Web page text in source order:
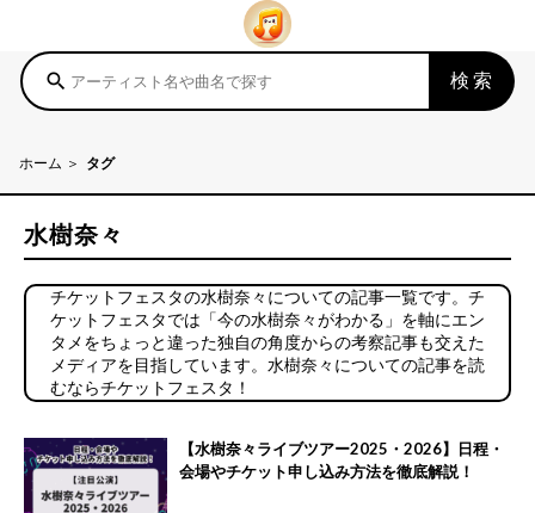
search 検索
ホーム タグ
水樹奈々
チケットフェスタの水樹奈々についての記事一覧です。チ
ケットフェスタでは「今の水樹奈々がわかる」を軸にエン
タメをちょっと違った独自の角度からの考察記事も交えた
メディアを目指しています。水樹奈々についての記事を読
むならチケットフェスタ！
【水樹奈々ライブツアー2025・2026】日程・
会場やチケット申し込み方法を徹底解説！